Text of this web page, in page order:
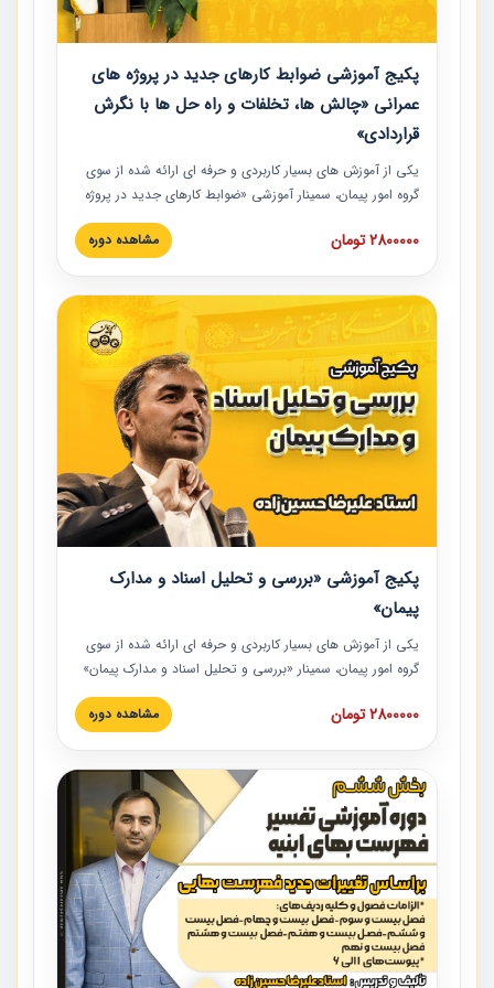
پکیج آموزشی ضوابط کارهای جدید در پروژه های
عمرانی «چالش ها، تخلفات و راه حل ها با نگرش
قراردادی»
یکی از آموزش‏‏‏‏‏‏ های بسیار کاربردی و حرفه‏ ای ارائه شده از سوی
گروه امور پیمان، سمینار آموزشی «ضوابط کارهای جدید در پروژه
های عمرانی» چالش ها، تخلفات و راه حل ها با نگرش قراردادی
است که در محل سندیکای شرکت های ساختمانی کشور ارائه شد.
مدارک پیمان به همراه تجربیات عملی ارائه شده است.
2800000 تومان مشاهده دوره
پکیج آموزشی «بررسی و تحلیل اسناد و مدارک
پیمان»
یکی از آموزش‏‏‏‏‏‏ های بسیار کاربردی و حرفه‏ ای ارائه شده از سوی
گروه امور پیمان، سمینار «بررسی و تحلیل اسناد و مدارک پیمان»
است که در دانشگاه صنعتی شریف ارائه شد. در این آموزش
نکات کلیدی مربوط به اسناد و مدارک پیمان، اولویت بندی اسناد
پیمان به همراه تجربیات عملی در این خصوص ارائه شده است.
2800000 تومان مشاهده دوره